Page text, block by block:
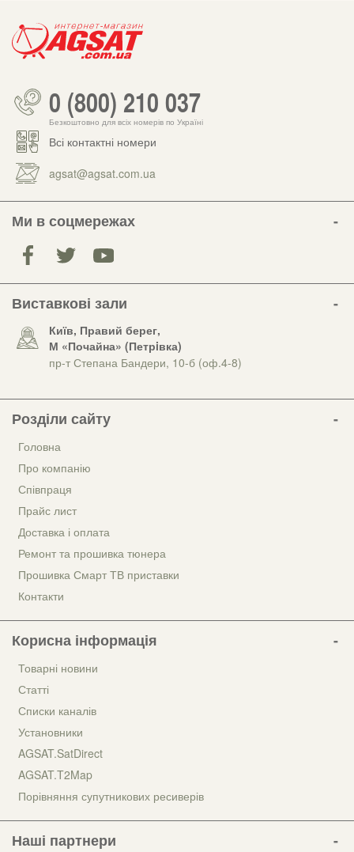
0 (800) 210 037
Безкоштовно для всіх номерів по Україні
Всі контактні номери
agsat@agsat.com.ua
Ми в соцмережах
Виставкові зали
Київ, Правий берег,
М «Почайна» (Петрiвка)
пр-т Степана Бандери, 10-б (оф.4-8)
Розділи сайту
Головна
Про компанію
Співпраця
Прайс лист
Доставка і оплата
Ремонт та прошивка тюнера
Прошивка Смарт ТВ приставки
Контакти
Корисна інформація
Товарні новини
Статті
Списки каналів
Установники
AGSAT.SatDirect
AGSAT.T2Map
Порівняння супутникових ресиверів
Наші партнери